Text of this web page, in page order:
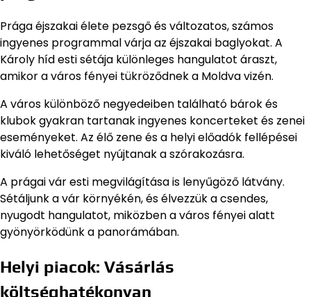
Prága éjszakai élete pezsgő és változatos, számos
ingyenes programmal várja az éjszakai baglyokat. A
Károly híd esti sétája különleges hangulatot áraszt,
amikor a város fényei tükröződnek a Moldva vizén.
A város különböző negyedeiben található bárok és
klubok gyakran tartanak ingyenes koncerteket és zenei
eseményeket. Az élő zene és a helyi előadók fellépései
kiváló lehetőséget nyújtanak a szórakozásra.
A prágai vár esti megvilágítása is lenyűgöző látvány.
Sétáljunk a vár környékén, és élvezzük a csendes,
nyugodt hangulatot, miközben a város fényei alatt
gyönyörködünk a panorámában.
Helyi piacok: Vásárlás
költséghatékonyan